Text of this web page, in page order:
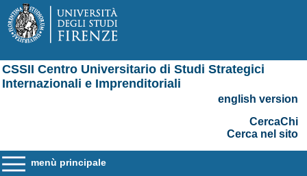
CSSII Centro Universitario di Studi Strategici
Internazionali e Imprenditoriali
english version
CercaChi
Cerca nel sito
menù principale